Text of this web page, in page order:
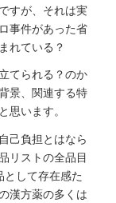
すが、それは実
事件があった省
れている？
てられる？のか
景、関連する特
思います。
己負担とはなら
リストの全品目
して存在感た
漢方薬の多くは